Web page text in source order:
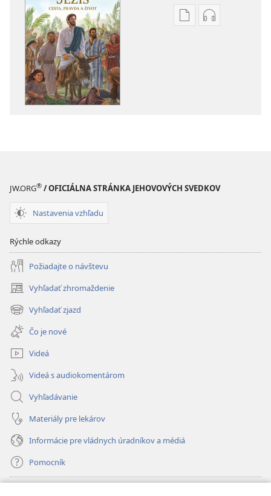
MožnostiMožnosti
JW.ORG® / OFICIÁLNA STRÁNKA JEHOVOVÝCH SVEDKOV
Nastavenia vzhľadu
Rýchle odkazy
Požiadajte o návštevu
Vyhľadať zhromaždenie
(otvorí
nové
okno)
Vyhľadať zjazd
(otvorí
nové
okno)
Čo je nové
Videá
Videá s audiokomentárom
Vyhľadávanie
Materiály pre lekárov
Informácie pre vládnych úradníkov a médiá
Pomocník